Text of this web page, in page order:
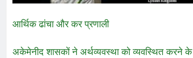
आर्थिक ढांचा और कर प्रणाली
अकेमेनीद शासकों ने अर्थव्यवस्था को व्यवस्थित करने के